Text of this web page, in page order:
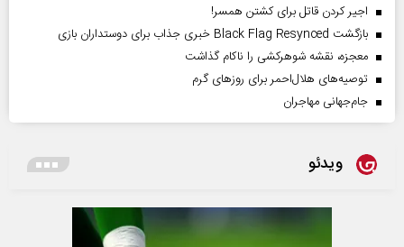
اجیر کردن قاتل برای کشتن همسر!
بازگشت Black Flag Resynced خبری جذاب برای دوستداران بازی
معجزه، نقشه شوهرکشی را ناکام گذاشت
توصیه‌های هلال‌احمر برای روز‌های گرم
جام‌جهانی مهاجران
ویدئو